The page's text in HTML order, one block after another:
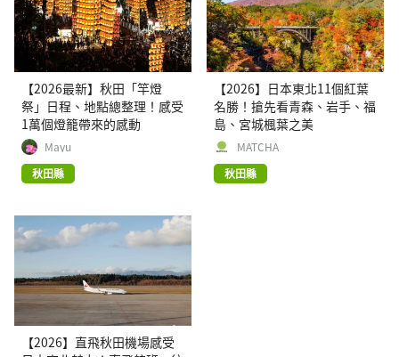
【2026最新】秋田「竿燈
祭」日程、地點總整理！感受
1萬個燈籠帶來的感動
Mayu
秋田縣
【2026】日本東北11個紅葉
名勝！搶先看青森、岩手、福
島、宮城楓葉之美
MATCHA
秋田縣
【2026】直飛秋田機場感受